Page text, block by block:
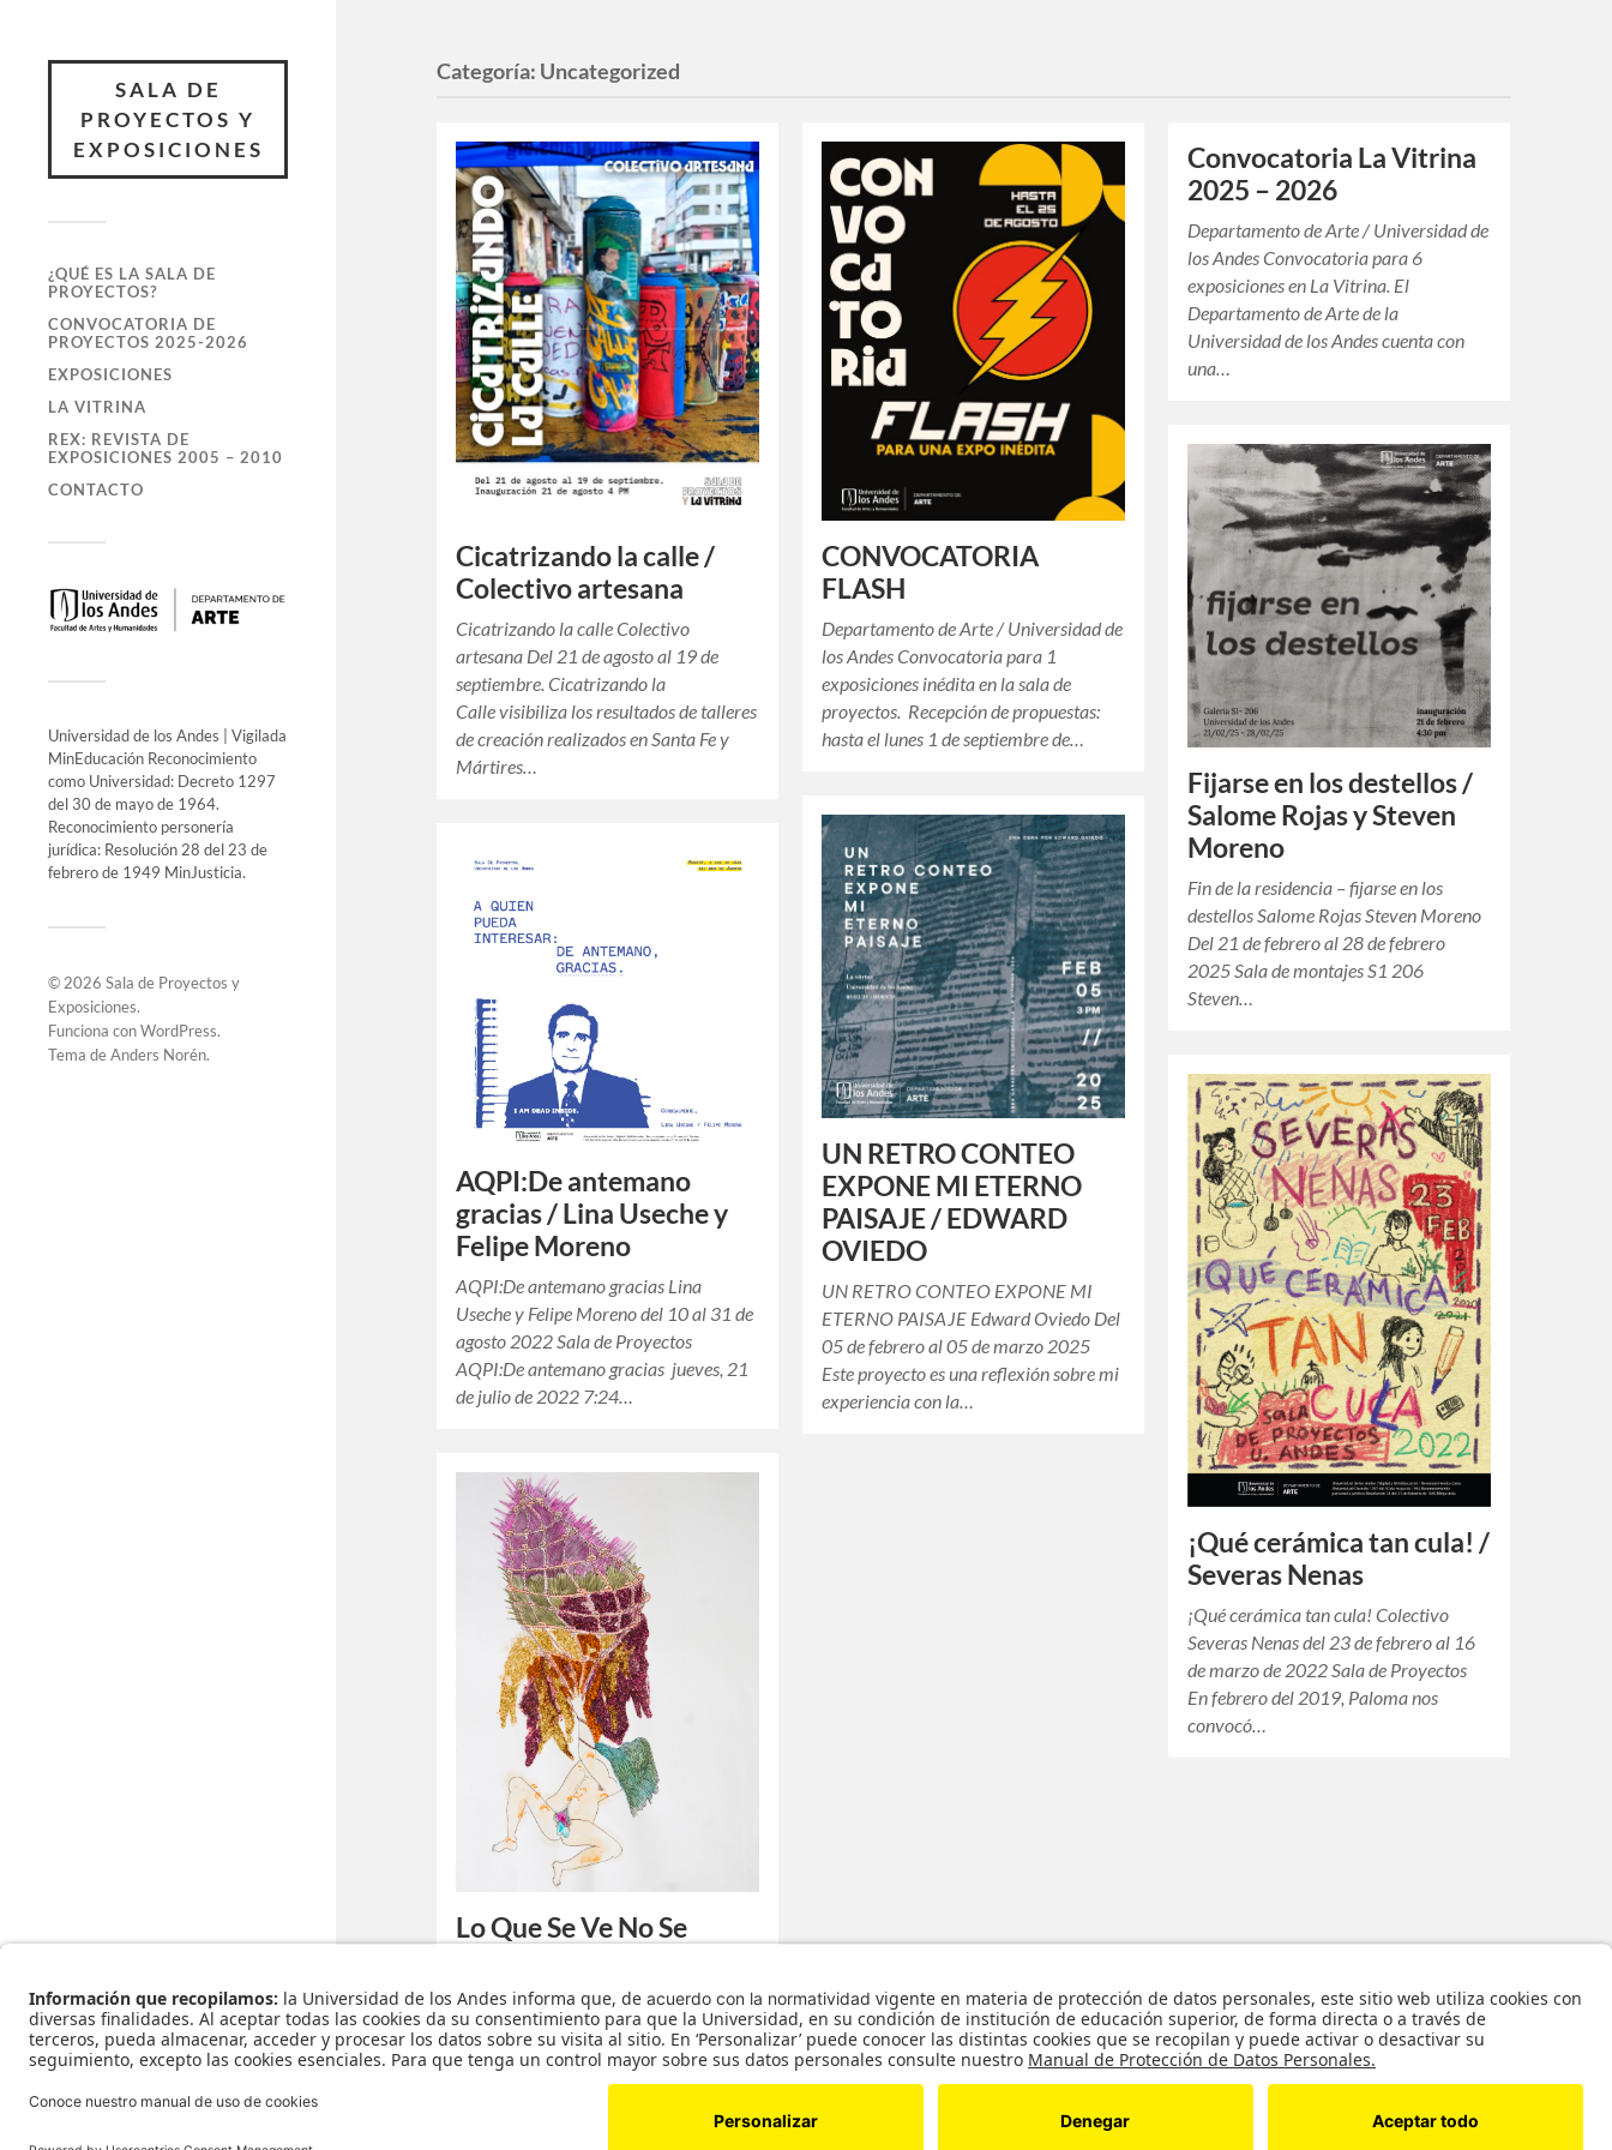
SALA DE
PROYECTOS Y
EXPOSICIONES
¿QUÉ ES LA SALA DE
PROYECTOS?
CONVOCATORIA DE
PROYECTOS 2025-2026
EXPOSICIONES
LA VITRINA
REX: REVISTA DE
EXPOSICIONES 2005 – 2010
CONTACTO
Universidad de los Andes | Vigilada
MinEducación Reconocimiento
como Universidad: Decreto 1297
del 30 de mayo de 1964.
Reconocimiento personería
jurídica: Resolución 28 del 23 de
febrero de 1949 MinJusticia.
© 2026 Sala de Proyectos y
Exposiciones.
Funciona conWordPress.
Tema deAnders Norén.
Categoría: Uncategorized
Cicatrizando la calle /
Colectivo artesana
Cicatrizando la calle Colectivo
artesana Del 21 de agosto al 19 de
septiembre. Cicatrizando la
Calle visibiliza los resultados de talleres
de creación realizados en Santa Fe y
Mártires…
CONVOCATORIA
FLASH
Departamento de Arte / Universidad de
los Andes Convocatoria para 1
exposiciones inédita en la sala de
proyectos. Recepción de propuestas:
hasta el lunes 1 de septiembre de…
Convocatoria La Vitrina
2025 – 2026
Departamento de Arte / Universidad de
los Andes Convocatoria para 6
exposiciones en La Vitrina. El
Departamento de Arte de la
Universidad de los Andes cuenta con
una…
Fijarse en los destellos /
Salome Rojas y Steven
Moreno
Fin de la residencia – fijarse en los
destellos Salome Rojas Steven Moreno
Del 21 de febrero al 28 de febrero
2025 Sala de montajes S1 206
Steven…
UN RETRO CONTEO
EXPONE MI ETERNO
PAISAJE / EDWARD
OVIEDO
UN RETRO CONTEO EXPONE MI
ETERNO PAISAJE Edward Oviedo Del
05 de febrero al 05 de marzo 2025
Este proyecto es una reflexión sobre mi
experiencia con la…
AQPI:De antemano
gracias / Lina Useche y
Felipe Moreno
AQPI:De antemano gracias Lina
Useche y Felipe Moreno del 10 al 31 de
agosto 2022 Sala de Proyectos
AQPI:De antemano gracias jueves, 21
de julio de 2022 7:24…
¡Qué cerámica tan cula! /
Severas Nenas
¡Qué cerámica tan cula! Colectivo
Severas Nenas del 23 de febrero al 16
de marzo de 2022 Sala de Proyectos
En febrero del 2019, Paloma nos
convocó…
Lo Que Se Ve No Se
Museo Q en la Universidad de los Andes
| 14 de marzo a 12 de abril | S1-206
Salir del clóset es arrogante. Pasa por